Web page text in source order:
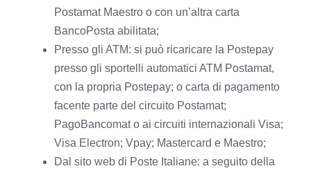
Postamat Maestro o con un’altra carta
BancoPosta abilitata;
Presso gli ATM: si può ricaricare la Postepay
presso gli sportelli automatici ATM Postamat,
con la propria Postepay; o carta di pagamento
facente parte del circuito Postamat;
PagoBancomat o ai circuiti internazionali Visa;
Visa Electron; Vpay; Mastercard e Maestro;
Dal sito web di Poste Italiane: a seguito della